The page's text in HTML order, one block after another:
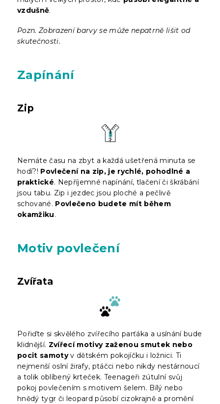
vzdušně.
Pozn. Zobrazení barvy se může nepatrně lišit od
skutečnosti.
Zapínání
Zip
Nemáte času na zbyt a každá ušetřená minuta se
hodí?! Povlečení na zip, je rychlé, pohodlné a
praktické. Nepříjemné napínání, tlačení či škrábání
jsou tabu. Zip i jezdec jsou ploché a pečlivě
schované. Povlečeno budete mít během
okamžiku.
Motiv povlečení
Zvířata
Pořiďte si skvělého zvířecího parťáka a usínání bude
klidnější. Zvířecí motivy zaženou smutek nebo
pocit samotyv dětském pokojíčku i ložnici. Ti
nejmenší oslní žirafy, ptáčci nebo nikdy nestárnoucí
a tolik oblíbený krteček. Teenageři zútulní svůj
pokoj povlečením s motivem šelem. Bílý nebo
hnědý tygr či leopard působí cizokrajně a promění